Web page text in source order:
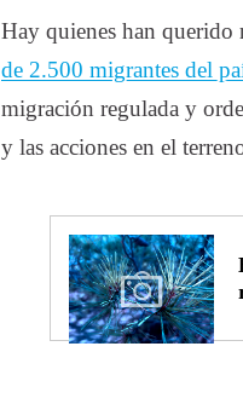
Hay quienes han querido
de 2.500 migrantes del
migración regulada y
y las acciones en el